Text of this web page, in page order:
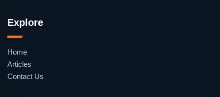
Explore
Home
Articles
Contact Us